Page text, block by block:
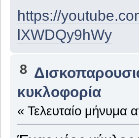
https://
lXWDQy9hWy
8
κυκλοφορία
« Τελευταίο μήνυμα